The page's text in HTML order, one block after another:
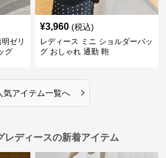
ゼリ
グ
¥3,960 (税込)
レディース ミニ ショルダーバッ
グ おしゃれ 通勤 鞄
気アイテム一覧へ ›
レディースの新着アイテム